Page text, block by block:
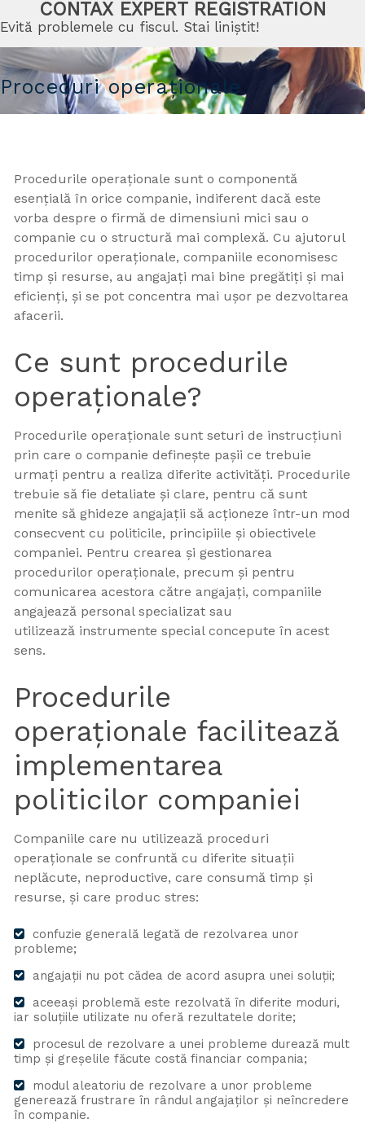
CONTAX EXPERT REGISTRATION
Evită problemele cu fiscul. Stai liniștit!
Proceduri operaționale
Procedurile operaționale sunt o componentă
esențială în orice companie, indiferent dacă este
vorba despre o firmă de dimensiuni mici sau o
companie cu o structură mai complexă. Cu ajutorul
procedurilor operaționale, companiile economisesc
timp și resurse, au angajați mai bine pregătiți și mai
eficienți, și se pot concentra mai ușor pe dezvoltarea
afacerii.
Ce sunt procedurile
operaționale?
Procedurile operaționale sunt seturi de instrucțiuni
prin care o companie definește pașii ce trebuie
urmați pentru a realiza diferite activități. Procedurile
trebuie să fie detaliate și clare, pentru că sunt
menite să ghideze angajații să acționeze într-un mod
consecvent cu politicile, principiile și obiectivele
companiei. Pentru crearea și gestionarea
procedurilor operaționale, precum și pentru
comunicarea acestora către angajați, companiile
angajează personal specializat sau
utilizează instrumente special concepute în acest
sens.
Procedurile
operaționale facilitează
implementarea
politicilor companiei
Companiile care nu utilizează proceduri
operaționale se confruntă cu diferite situații
neplăcute, neproductive, care consumă timp și
resurse, și care produc stres:
confuzie generală legată de rezolvarea unor
probleme;
angajații nu pot cădea de acord asupra unei soluții;
aceeași problemă este rezolvată în diferite moduri,
iar soluțiile utilizate nu oferă rezultatele dorite;
procesul de rezolvare a unei probleme durează mult
timp și greșelile făcute costă financiar compania;
modul aleatoriu de rezolvare a unor probleme
generează frustrare în rândul angajaților și neîncredere
în companie.